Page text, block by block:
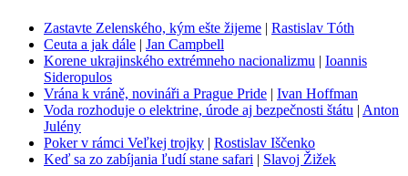
Zastavte Zelenského, kým ešte žijeme | Rastislav Tóth
Ceuta a jak dále | Jan Campbell
Korene ukrajinského extrémneho nacionalizmu | Ioannis
Sideropulos
Vrána k vráně, novináři a Prague Pride | Ivan Hoffman
Voda rozhoduje o elektrine, úrode aj bezpečnosti štátu | Anton
Julény
Poker v rámci Veľkej trojky | Rostislav Iščenko
Keď sa zo zabíjania ľudí stane safari | Slavoj Žižek